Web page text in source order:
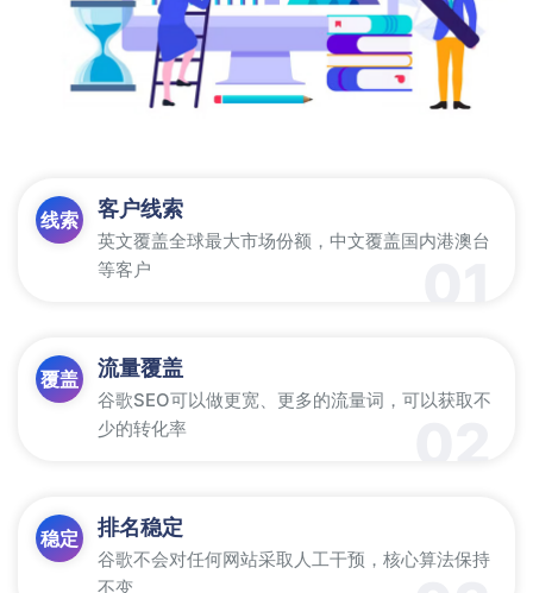
线索 客户线索
英文覆盖全球最大市场份额，中文覆盖国内港澳台
等客户
覆盖 流量覆盖
谷歌SEO可以做更宽、更多的流量词，可以获取不
少的转化率
稳定 排名稳定
谷歌不会对任何网站采取人工干预，核心算法保持
不变